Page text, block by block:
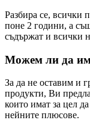
Разбира се, всички
поне 2 години, а
съдържат и всички
Можем ли да
За да не оставим и
продукти, Ви
които имат за цел
нейните плюсове.